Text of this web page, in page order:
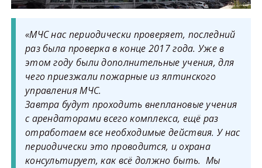
«МЧС нас периодически проверяет, последний
раз была проверка в конце 2017 года. Уже в
этом году были дополнительные учения, для
чего приезжали пожарные из ялтинского
управления МЧС.
Завтра будут проходить внеплановые учения
с арендаторами всего комплекса, ещё раз
отработаем все необходимые действия. У нас
периодически это проводится, и охрана
консультирует, как всё должно быть. Мы